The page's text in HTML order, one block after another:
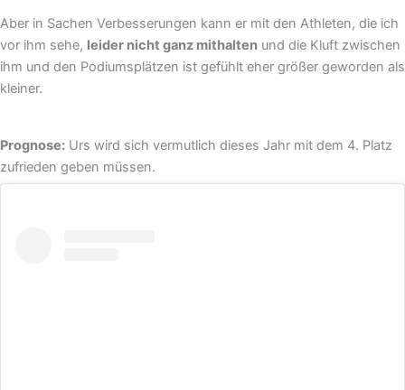
Aber in Sachen Verbesserungen kann er mit den Athleten, die ich
vor ihm sehe, leider nicht ganz mithalten und die Kluft zwischen
ihm und den Podiumsplätzen ist gefühlt eher größer geworden als
kleiner.
Prognose: Urs wird sich vermutlich dieses Jahr mit dem 4. Platz
zufrieden geben müssen.